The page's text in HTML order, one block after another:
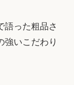
語った粗品さ
強いこだわり